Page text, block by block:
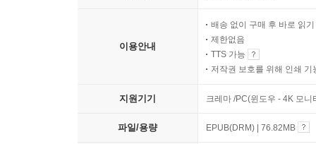
이용안내
배송 없이 구매 후 바로 읽기
제한없음
TTS 가능
저작권 보호를 위해 인쇄 기
지원기기 크레마 /PC(윈도우 - 4K 모
파일/용량 EPUB(DRM) | 76.82MB